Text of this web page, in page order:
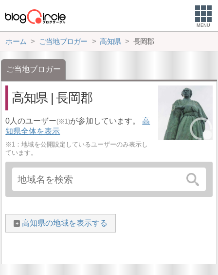
MENU
ホーム ご当地ブロガー 高知県 長岡郡
ご当地ブロガー
高知県 | 長岡郡
0人のユーザー(※1)が参加しています。高
知県全体を表示
※1：地域を公開設定しているユーザーのみ表示し
ています。
高知県の地域を表示する